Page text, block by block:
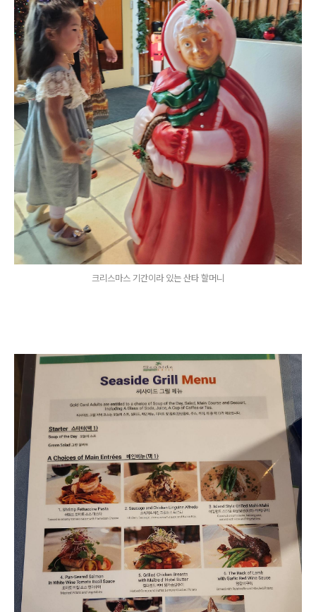
크리스마스 기간이라 있는 산타 할머니